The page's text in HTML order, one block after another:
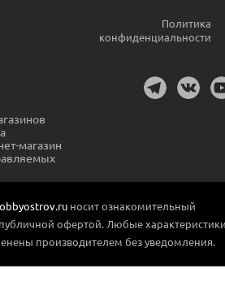
Политика
конфиденциальности
магазин
носит ознакомительный
офертой. Любые
производителем без уведомления.